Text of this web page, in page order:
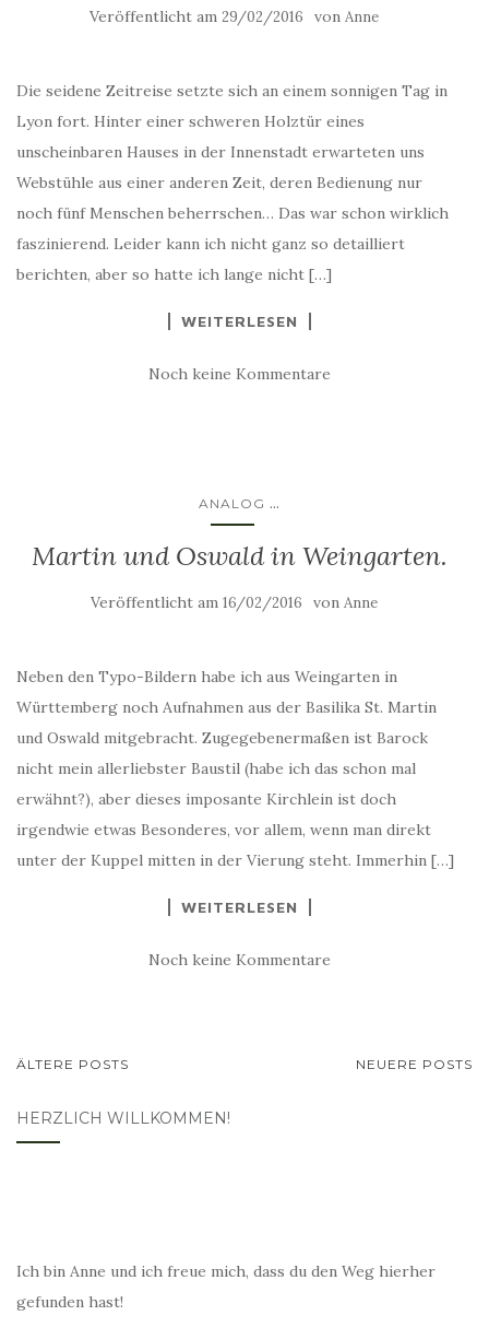
Veröffentlicht am 29/02/2016 von Anne
Die seidene Zeitreise setzte sich an einem sonnigen Tag in
Lyon fort. Hinter einer schweren Holztür eines
unscheinbaren Hauses in der Innenstadt erwarteten uns
Webstühle aus einer anderen Zeit, deren Bedienung nur
noch fünf Menschen beherrschen… Das war schon wirklich
faszinierend. Leider kann ich nicht ganz so detailliert
berichten, aber so hatte ich lange nicht […]
WEITERLESEN
Noch keine Kommentare
ANALOG ...
Martin und Oswald in Weingarten.
Veröffentlicht am 16/02/2016 von Anne
Neben den Typo-Bildern habe ich aus Weingarten in
Württemberg noch Aufnahmen aus der Basilika St. Martin
und Oswald mitgebracht. Zugegebenermaßen ist Barock
nicht mein allerliebster Baustil (habe ich das schon mal
erwähnt?), aber dieses imposante Kirchlein ist doch
irgendwie etwas Besonderes, vor allem, wenn man direkt
unter der Kuppel mitten in der Vierung steht. Immerhin […]
WEITERLESEN
Noch keine Kommentare
BEITRAGSNAVIGATION
ÄLTERE POSTS NEUERE POSTS
HERZLICH WILLKOMMEN!
Ich bin Anne und ich freue mich, dass du den Weg hierher
gefunden hast!